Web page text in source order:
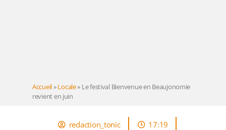
Accueil»Locale» Le festival Bienvenue en Beaujonomie
revient en juin
redaction_tonic
17:19